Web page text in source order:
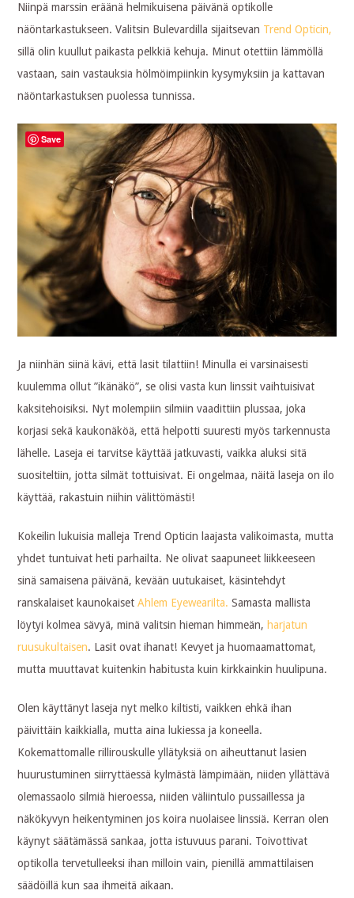
Niinpä marssin eräänä helmikuisena päivänä optikolle
näöntarkastukseen. Valitsin Bulevardilla sijaitsevan Trend Opticin,
sillä olin kuullut paikasta pelkkiä kehuja. Minut otettiin lämmöllä
vastaan, sain vastauksia hölmöimpiinkin kysymyksiin ja kattavan
näöntarkastuksen puolessa tunnissa.
Ja niinhän siinä kävi, että lasit tilattiin! Minulla ei varsinaisesti
kuulemma ollut ”ikänäkö”, se olisi vasta kun linssit vaihtuisivat
kaksitehoisiksi. Nyt molempiin silmiin vaadittiin plussaa, joka
korjasi sekä kaukonäköä, että helpotti suuresti myös tarkennusta
lähelle. Laseja ei tarvitse käyttää jatkuvasti, vaikka aluksi sitä
suositeltiin, jotta silmät tottuisivat. Ei ongelmaa, näitä laseja on ilo
käyttää, rakastuin niihin välittömästi!
Kokeilin lukuisia malleja Trend Opticin laajasta valikoimasta, mutta
yhdet tuntuivat heti parhailta. Ne olivat saapuneet liikkeeseen
sinä samaisena päivänä, kevään uutukaiset, käsintehdyt
ranskalaiset kaunokaisetAhlem Eyewearilta. Samasta mallista
löytyi kolmea sävyä, minä valitsin hieman himmeän, harjatun
ruusukultaisen. Lasit ovat ihanat! Kevyet ja huomaamattomat,
mutta muuttavat kuitenkin habitusta kuin kirkkainkin huulipuna.
Olen käyttänyt laseja nyt melko kiltisti, vaikken ehkä ihan
päivittäin kaikkialla, mutta aina lukiessa ja koneella.
Kokemattomalle rillirouskulle yllätyksiä on aiheuttanut lasien
huurustuminen siirryttäessä kylmästä lämpimään, niiden yllättävä
olemassaolo silmiä hieroessa, niiden väliintulo pussaillessa ja
näkökyvyn heikentyminen jos koira nuolaisee linssiä. Kerran olen
käynyt säätämässä sankaa, jotta istuvuus parani. Toivottivat
optikolla tervetulleeksi ihan milloin vain, pienillä ammattilaisen
säädöillä kun saa ihmeitä aikaan.
Save